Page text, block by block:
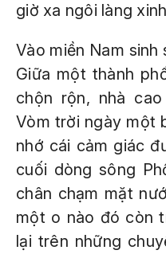
giờ xa ngôi làng
Vào miền Nam
Giữa một thành
chộn rộn, nhà
Vòm trời ngày một
nhớ cái cảm giác
cuối dòng sông
chân chạm mặt
một o nào đó còn
lại trên những